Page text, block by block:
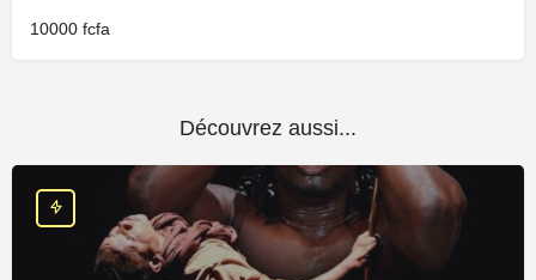
10000
Découvrez aussi...